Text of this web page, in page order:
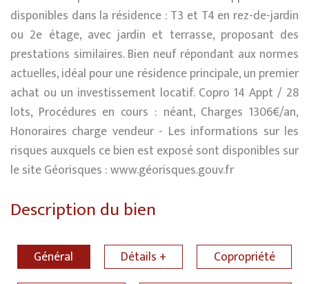
disponibles dans la résidence : T3 et T4 en rez-de-jardin
ou 2e étage, avec jardin et terrasse, proposant des
prestations similaires. Bien neuf répondant aux normes
actuelles, idéal pour une résidence principale, un premier
achat ou un investissement locatif. Copro 14 Appt / 28
lots, Procédures en cours : néant, Charges 1306€/an,
Honoraires charge vendeur - Les informations sur les
risques auxquels ce bien est exposé sont disponibles sur
le site Géorisques : www.géorisques.gouv.fr
Description du bien
Général Détails +
Copropriété